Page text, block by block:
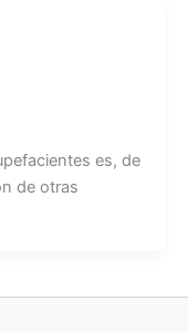
es, de
de otras